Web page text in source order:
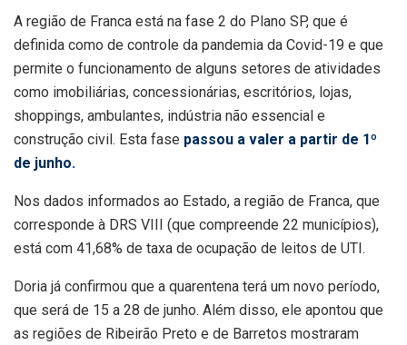
A região de Franca está na fase 2 do Plano SP, que é
definida como de controle da pandemia da Covid-19 e que
permite o funcionamento de alguns setores de atividades
como imobiliárias, concessionárias, escritórios, lojas,
shoppings, ambulantes, indústria não essencial e
construção civil. Esta fase passou a valer a partir de 1º
de junho.
Nos dados informados ao Estado, a região de Franca, que
corresponde à DRS VIII (que compreende 22 municípios),
está com 41,68% de taxa de ocupação de leitos de UTI.
Doria já confirmou que a quarentena terá um novo período,
que será de 15 a 28 de junho. Além disso, ele apontou que
as regiões de Ribeirão Preto e de Barretos mostraram